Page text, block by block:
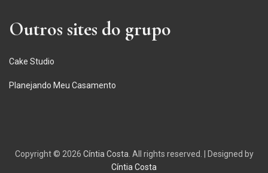
Outros sites do grupo
Cake Studio
Planejando Meu Casamento
Copyright © 2026 Cíntia Costa. All rights reserved.
Designed by
Cíntia Costa